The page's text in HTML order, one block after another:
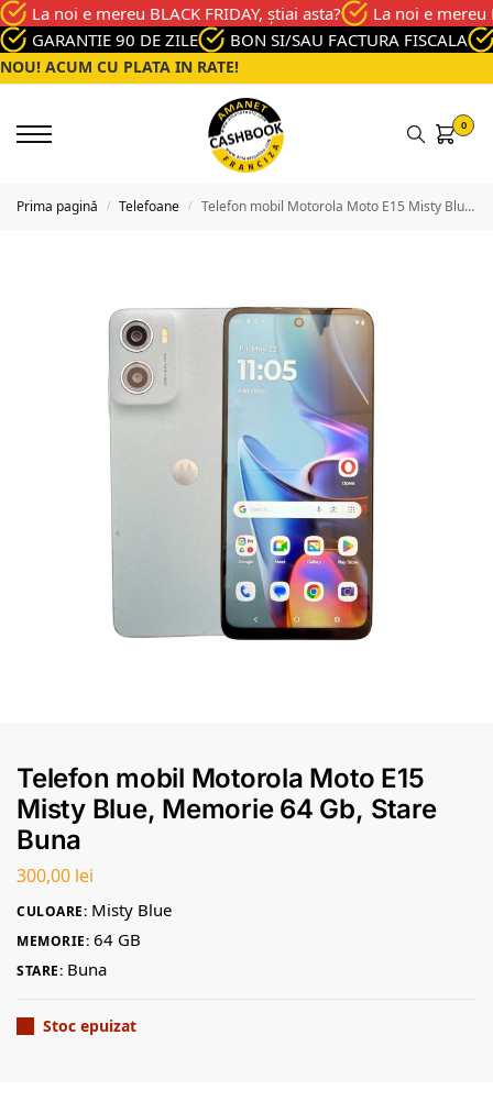
La noi e mereu BLACK FRIDAY, știai asta?
La noi e mereu
GARANTIE 90 DE ZILE
BON SI/SAU FACTURA FISCALA
NOU! ACUM CU PLATA IN RATE!
0
Prima pagină / Telefoane / Telefon mobil Motorola Moto E15 Misty Blue, Memorie 64 Gb, Stare Buna
Telefon mobil Motorola Moto E15
Misty Blue, Memorie 64 Gb, Stare
Buna
300,00 lei
CULOARE: Misty Blue
MEMORIE: 64 GB
STARE: Buna
Stoc epuizat